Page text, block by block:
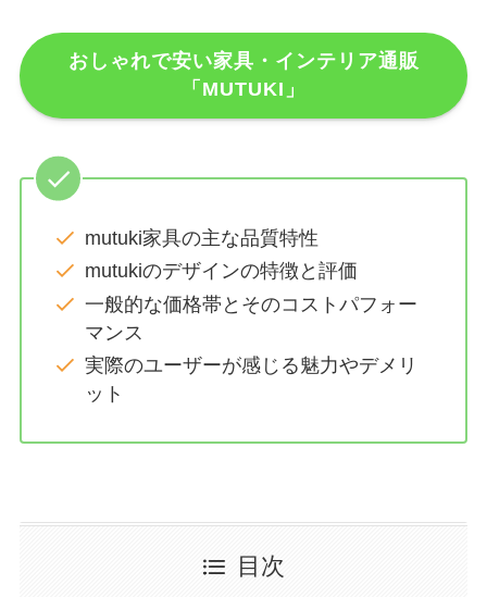
おしゃれで安い家具・インテリア通販
「MUTUKI」
mutuki家具の主な品質特性
mutukiのデザインの特徴と評価
一般的な価格帯とそのコストパフォー
マンス
実際のユーザーが感じる魅力やデメリ
ット
目次